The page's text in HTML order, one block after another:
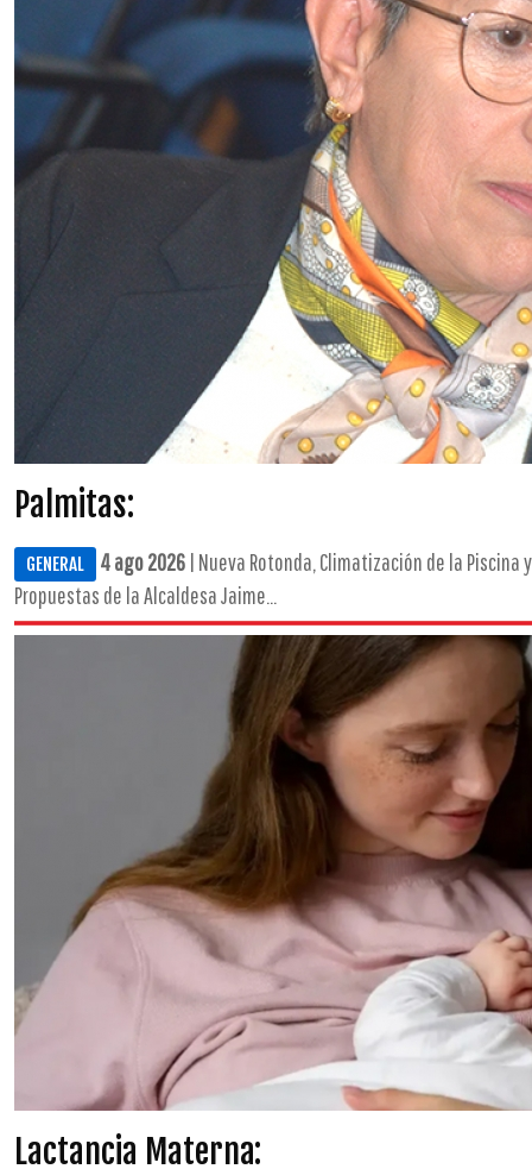
Palmitas:
GENERAL 4 ago 2026 | Nueva Rotonda, Climatización de la Piscina
Propuestas de la Alcaldesa Jaime...
Lactancia Materna: